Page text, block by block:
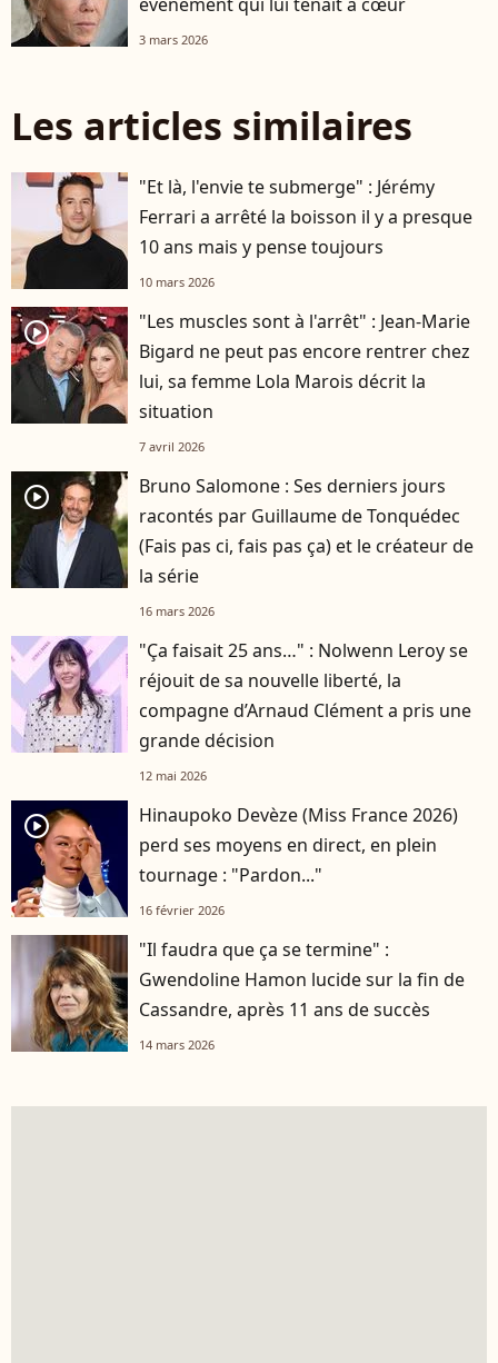
3 mars 2026
Les articles similaires
"Et là, l'envie te submerge" : Jérémy
Ferrari a arrêté la boisson il y a presque
10 ans mais y pense toujours
10 mars 2026
player2
"Les muscles sont à l'arrêt" : Jean-Marie
Bigard ne peut pas encore rentrer chez
lui, sa femme Lola Marois décrit la
situation
7 avril 2026
player2
Bruno Salomone : Ses derniers jours
racontés par Guillaume de Tonquédec
(Fais pas ci, fais pas ça) et le créateur de
la série
16 mars 2026
"Ça faisait 25 ans…" : Nolwenn Leroy se
réjouit de sa nouvelle liberté, la
compagne d’Arnaud Clément a pris une
grande décision
12 mai 2026
player2
Hinaupoko Devèze (Miss France 2026)
perd ses moyens en direct, en plein
tournage : "Pardon..."
16 février 2026
"Il faudra que ça se termine" :
Gwendoline Hamon lucide sur la fin de
Cassandre, après 11 ans de succès
14 mars 2026